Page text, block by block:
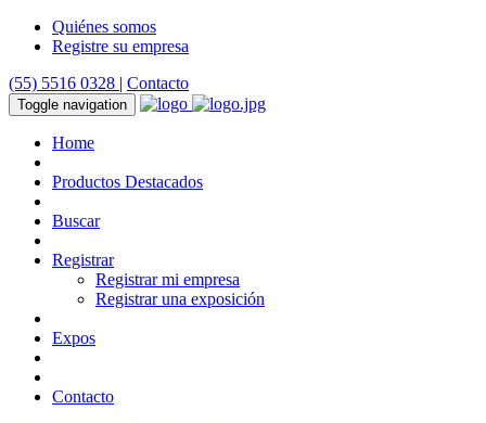
Quiénes somos
Registre su empresa
(55) 5516 0328 | Contacto
Toggle navigation
Home
Productos Destacados
Buscar
Registrar
Registrar mi empresa
Registrar una exposición
Expos
Contacto